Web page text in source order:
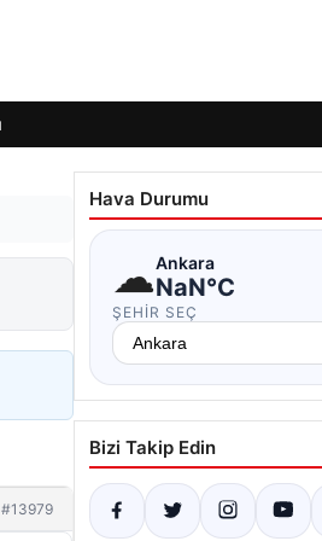
#13979
Hava Durumu
☁Ankara
NaN°C
ŞEHIR SEÇ
Bizi Takip Edin